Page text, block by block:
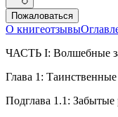
Пожаловаться
О книгеотзывы
ЧАСТЬ I: Волшебные
Глава 1:
Подглава 1.1: